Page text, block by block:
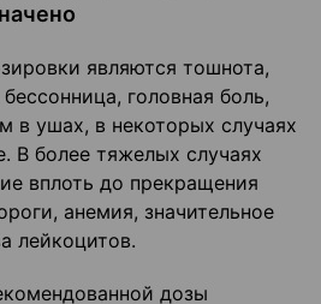
являются тошнота,
головная боль,
в ушах, в некоторых случаях
В более тяжелых случаях
вплоть до прекращения
анемия, значительное
лейкоцитов.
дозы